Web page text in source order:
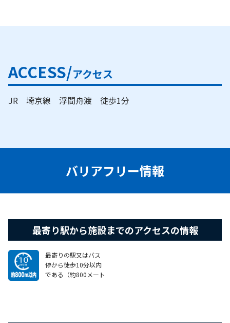
ACCESS/アクセス
JR 埼京線 浮間舟渡 徒歩1分
バリアフリー情報
最寄り駅から施設までのアクセスの情報
最寄りの駅又はバス
停から徒歩10分以内
である（約800メート